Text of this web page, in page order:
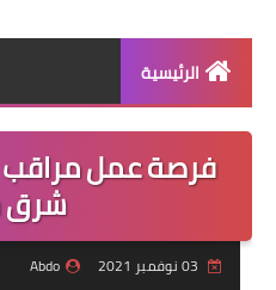
الرئيسية
فرصة عمل
شرق
Abdo